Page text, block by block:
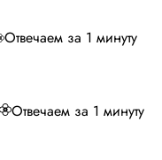
Отвечаем за 1 минуту
Отвечаем за 1 минуту